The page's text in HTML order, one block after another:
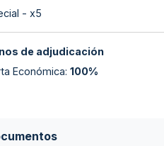
- x5
de adjudicación
Económica: 100%